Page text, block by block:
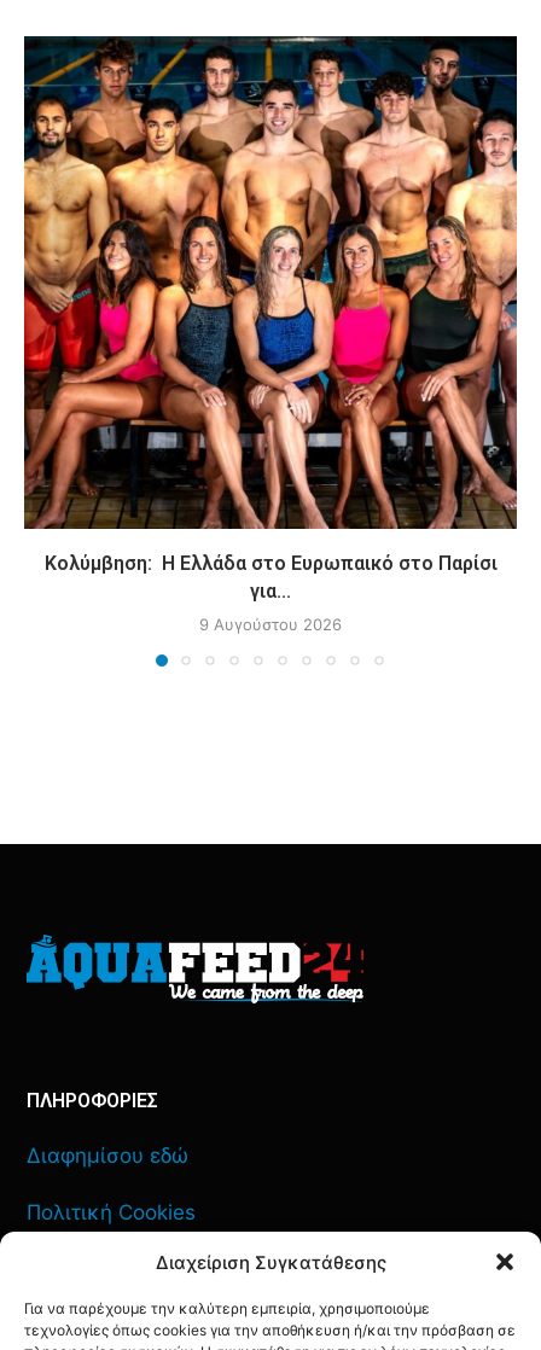
Διαχείριση Συγκατάθεσης
Για να παρέχουμε την καλύτερη εμπειρία, χρησιμοποιούμε
τεχνολογίες όπως cookies για την αποθήκευση ή/και την πρόσβαση σε
Κολύμβηση: Η Ελλάδα στο Ευρωπαικό στο Παρίσι
για...
9 Αυγούστου 2026
ΠΛΗΡΟΦΟΡΙΕΣ
Διαφημίσου εδώ
Πολιτική Cookies
Πολιτική Απορρήτου